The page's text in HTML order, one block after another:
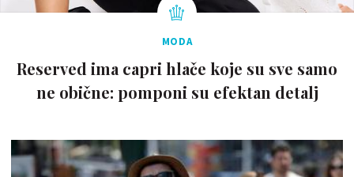
MODA
Reserved ima capri hlače koje su sve samo
ne obične: pomponi su efektan detalj